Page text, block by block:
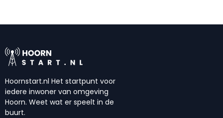
Hoornstart.nl Het startpunt voor
iedere inwoner van omgeving
Hoorn. Weet wat er speelt in de
buurt.